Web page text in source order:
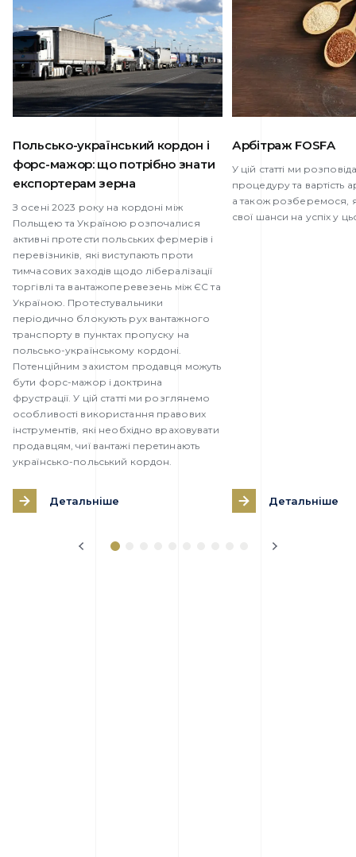
Польсько-український кордон і
форс-мажор: що потрібно знати
експортерам зерна
З осені 2023 року на кордоні між
Польщею та Україною розпочалися
активні протести польських фермерів і
перевізників, які виступають проти
тимчасових заходів щодо лібералізації
торгівлі та вантажоперевезень між ЄС та
Україною. Протестувальники
періодично блокують рух вантажного
транспорту в пунктах пропуску на
польсько-українському кордоні.
Потенційним захистом продавця можуть
бути форс-мажор і доктрина
фрустрації. У цій статті ми розглянемо
особливості використання правових
інструментів, які необхідно враховувати
продавцям, чиї вантажі перетинають
українсько-польський кордон.
Детальніше
Арбітраж FOSFA
У цій статті ми
процедуру та вартість
а також розберемося,
свої шанси на успіх у
Детальніше